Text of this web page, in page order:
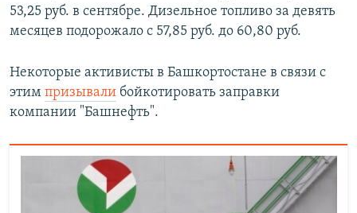
53,25 руб. в сентябре. Дизельное топливо за девять
месяцев подорожало с 57,85 руб. до 60,80 руб.
Некоторые активисты в Башкортостане в связи с
этим призывали бойкотировать заправки
компании "Башнефть".